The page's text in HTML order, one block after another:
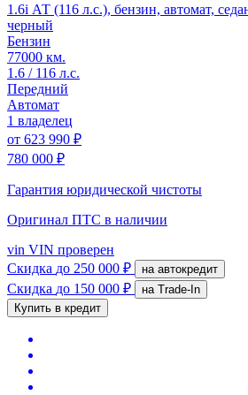
1.6i АТ (116 л.с.), бензин, автомат,
черный
Бензин
77000 км.
1.6 / 116 л.с.
Передний
Автомат
1 владелец
от 623 990 ₽
780 000 ₽
Гарантия юридической чистоты
Оригинал ПТС в наличии
vin VIN проверен
Скидка до 250 000 ₽ на автокредит
Скидка до 150 000 ₽
на Trade-In
Купить в кредит